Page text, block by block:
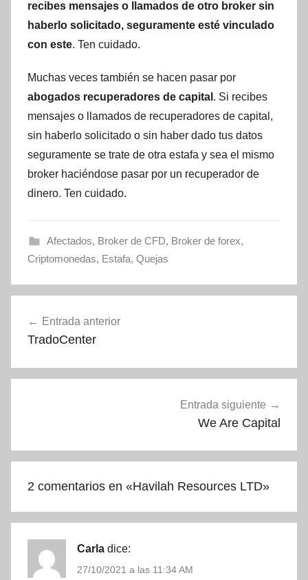
recibes mensajes o llamados de otro broker sin
haberlo solicitado, seguramente esté vinculado
con este. Ten cuidado.
Muchas veces también se hacen pasar por
abogados recuperadores de capital . Si recibes
mensajes o llamados de recuperadores de capital,
sin haberlo solicitado o sin haber dado tus datos
seguramente se trate de otra estafa y sea el mismo
broker haciéndose pasar por un recuperador de
dinero. Ten cuidado.
Afectados, Broker de CFD, Broker de forex,
Criptomonedas, Estafa, Quejas
de
Entrada anterior
TradoCenter
Entrada siguiente
We Are Capital
2 comentarios en «Havilah Resources LTD»
Carla dice:
27/10/2021 a las 11:34 AM